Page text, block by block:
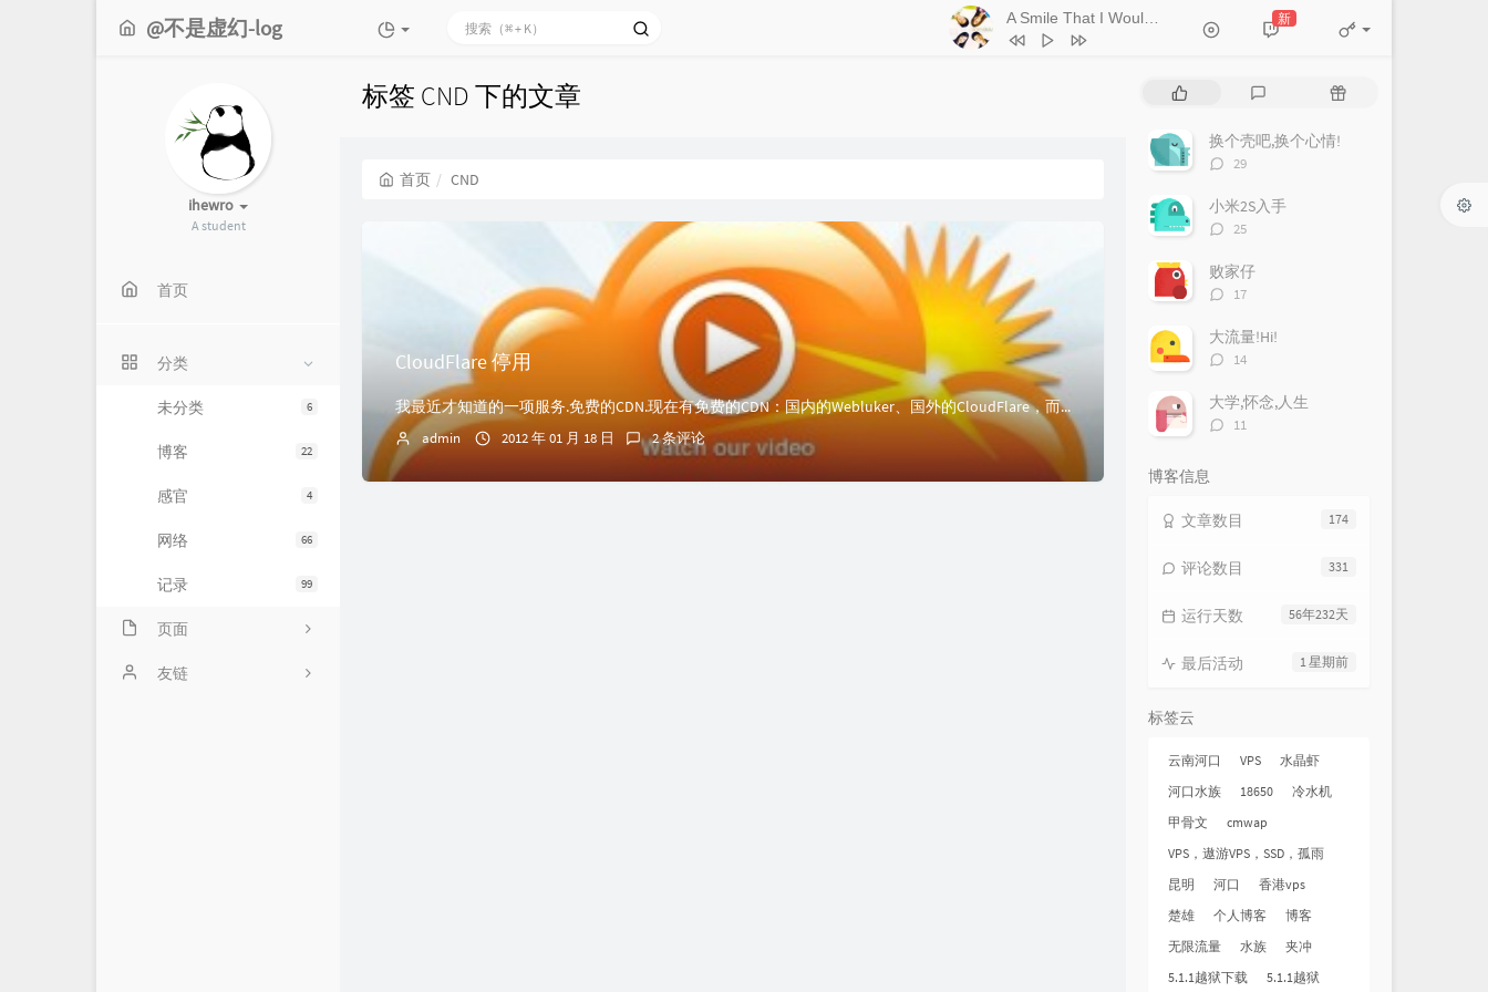
@不是虚幻-log
- Kitti Kuremanee
1
Ticket (Day Trip)
Kitti Kuremanee
Kitti Kuremanee
刘昊霖
厘小白
7
8 情人知己 叶蒨文
当初就不该学php
新
ihewro
A student
首页
分类
6
未分类
22
博客
4
感官
66
网络
99
记录
页面
示例页面
友链
标签 CND 下的文章
首页 CND
CloudFlare 停用
我最近才知道的一项服务.免费的CDN.现在有免费的CDN：国内的Webluker、国外的CloudFlare，而我购买的老鹰主机附带着CloudFlare...
admin 2012 年 01 月 18 日 2 条评论
章
评
随
换个壳吧,换个心情!
评
数：
29
小米2S入手
评
数：
25
败家仔
评
数：
17
大流量!Hi!
评
数：
14
大学,怀念,人生
评
11
博客信息
174
文章数目
331
评论数目
56年232天
运行天数
1 星期前
最后活动
标签云
云南河口 VPS
水晶虾
河口水族
18650
冷水机
甲骨文
cmwap
VPS，遨游VPS，SSD，孤雨
昆明
河口
香港vps
楚雄
个人博客
博客
无限流量
水族
夹冲
5.1.1越狱下载
5.1.1越狱